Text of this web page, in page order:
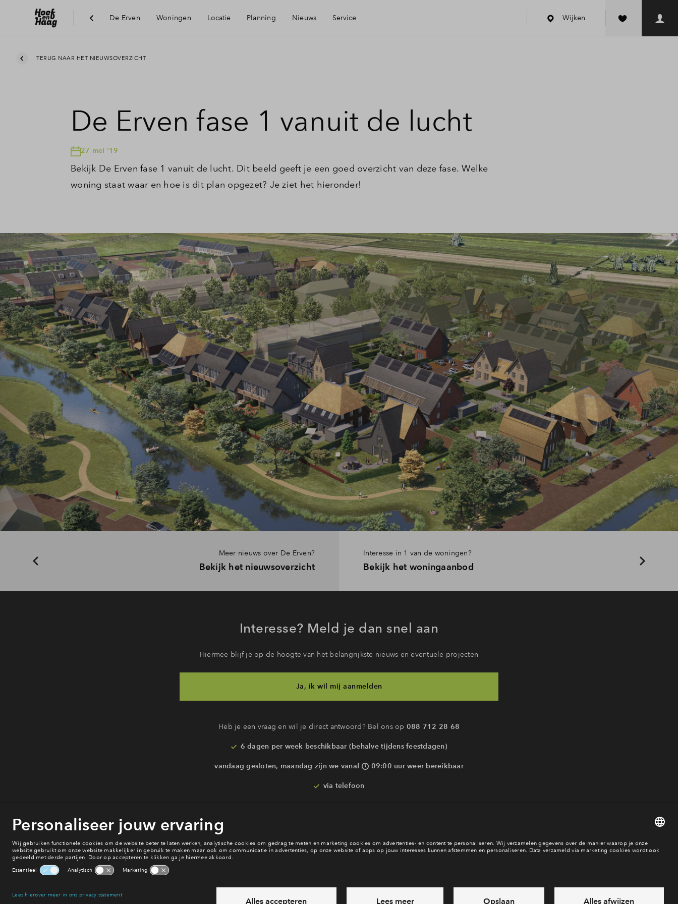
De Erven Woningen Locatie Planning Nieuws Service
Financiering
Veelgestelde vragen
Contact
Wijken
TERUG NAAR HET NIEUWSOVERZICHT
De Erven fase 1 vanuit de lucht
27 mei '19
Bekijk De Erven fase 1 vanuit de lucht. Dit beeld geeft je een goed overzicht van deze fase. Welke
woning staat waar en hoe is dit plan opgezet? Je ziet het hieronder!
Meer nieuws over De Erven?
Bekijk het nieuwsoverzicht
Interesse in 1 van de woningen?
Bekijk het woningaanbod
Interesse? Meld je dan snel aan
Hiermee blijf je op de hoogte van het belangrijkste nieuws en eventuele projecten
Ja, ik wil mij aanmelden
Heb je een vraag en wil je direct antwoord? Bel ons op 088 712 28 68
6 dagen per week beschikbaar (behalve tijdens feestdagen)
vandaag gesloten, maandag zijn we vanaf 09:00 uur weer bereikbaar
via telefoon
Laat een bericht achter Veelgestelde vragen